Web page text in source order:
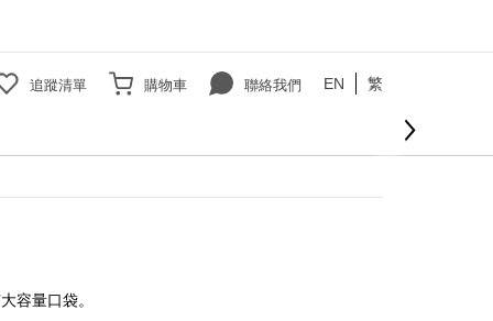
追蹤清單 購物車 聯絡我們 EN 繁
容量口袋。